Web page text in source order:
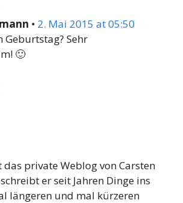
• 2. Mai 2015 at 05:50
Geburtstag? Sehr
🙂
das private Weblog von Carsten
er seit Jahren Dinge ins
längeren und mal kürzeren